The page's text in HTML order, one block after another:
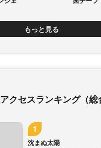
もっと見る
クセスランキング（総
沈まぬ太陽